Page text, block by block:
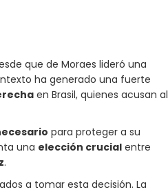
que de Moraes lideró una
ha generado una fuerte
en Brasil, quienes acusan al
para proteger a su
una elección crucial entre
.
a tomar esta decisión. La